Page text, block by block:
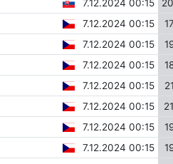
7.12.2024 00:15
7.12.2024 00:15
7.12.2024 00:15
7.12.2024 00:15
7.12.2024 00:15
7.12.2024 00:15
7.12.2024 00:15
7.12.2024 00:15